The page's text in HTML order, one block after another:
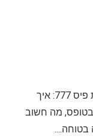
גלה צעד אחר צעד איך משתתפים בהגרלת פיס 777: איך
מה ממלאים בטופס, מה חשוב
בטוחה....